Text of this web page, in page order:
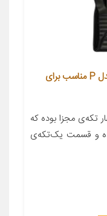
کفپوش سه بعدی خودرو بابل کارپت مدل P مناسب برای
تکه‌ی مجزا بوده که
و قسمت یک‌تکه‌ی